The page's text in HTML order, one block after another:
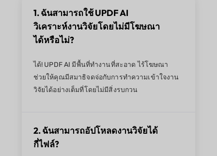
1. ฉันสามารถใช้ UPDF AI
วิเคราะห์งานวิจัยโดยไม่มีโฆษณา
ได้หรือไม่?
ได้! UPDF AI มีพื้นที่ทำงานที่สะอาด ไร้โฆษณา
ช่วยให้คุณมีสมาธิจดจ่อกับการทำความเข้าใจงาน
วิจัยได้อย่างเต็มที่โดยไม่มีสิ่งรบกวน
2. ฉันสามารถอัปโหลดงานวิจัยได้
กี่ไฟล์?